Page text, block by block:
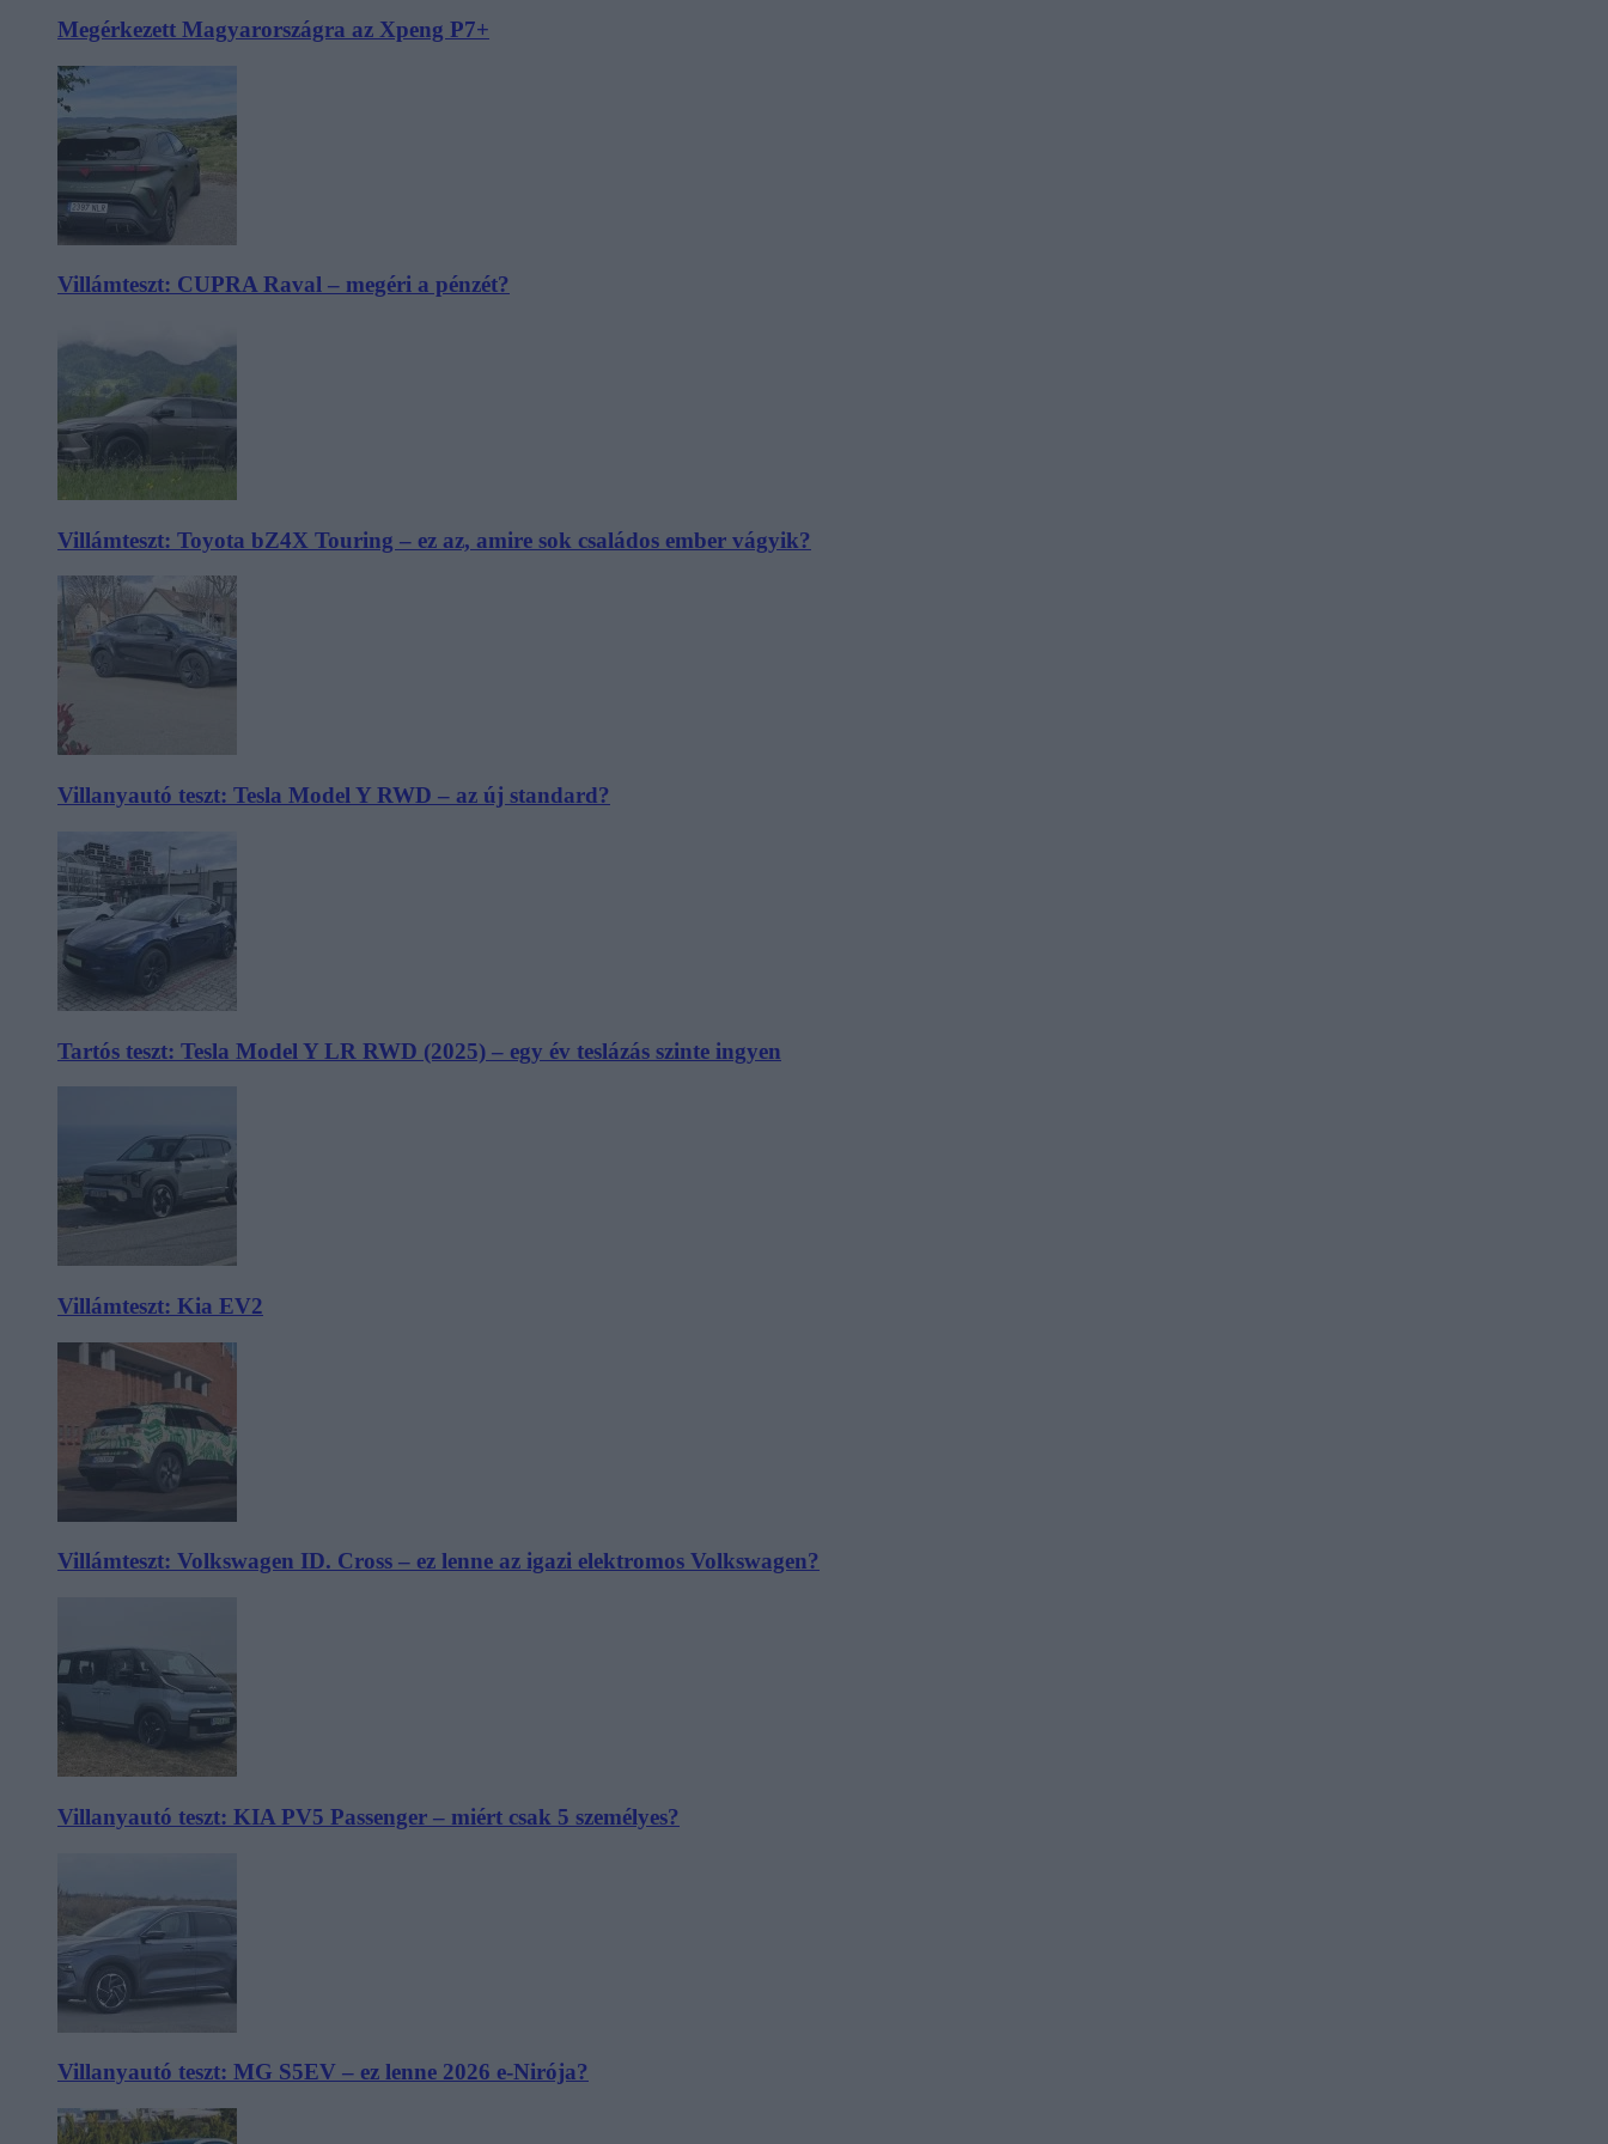
Megérkezett Magyarországra az Xpeng P7+
Villámteszt: CUPRA Raval – megéri a pénzét?
Villámteszt: Toyota bZ4X Touring – ez az, amire sok családos ember vágyik?
Villanyautó teszt: Tesla Model Y RWD – az új standard?
Tartós teszt: Tesla Model Y LR RWD (2025) – egy év teslázás szinte ingyen
Villámteszt: Kia EV2
Villámteszt: Volkswagen ID. Cross – ez lenne az igazi elektromos Volkswagen?
Villanyautó teszt: KIA PV5 Passenger – miért csak 5 személyes?
Villanyautó teszt: MG S5EV – ez lenne 2026 e-Nirója?